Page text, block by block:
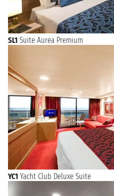
SL1 Suite Aurea Premium
YC1 Yacht Club Deluxe Suite